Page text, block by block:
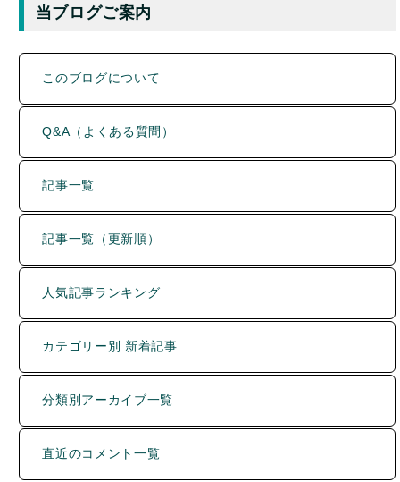
Q&A（よくある質問）
記事一覧
記事一覧（更新順）
人気記事ランキング
カテゴリー別 新着記事
分類別アーカイブ一覧
直近のコメント一覧
詳細検索